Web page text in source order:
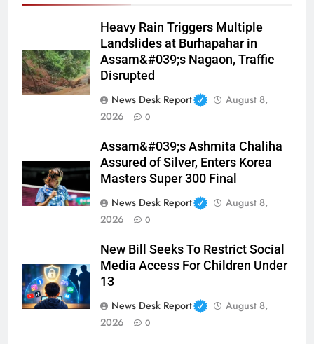
Heavy Rain Triggers Multiple
Landslides at Burhapahar in
Assam&#039;s Nagaon, Traffic
Disrupted
News Desk Report
August 8,
2026
0
Assam&#039;s Ashmita Chaliha
Assured of Silver, Enters Korea
Masters Super 300 Final
News Desk Report
August 8,
2026
0
New Bill Seeks To Restrict Social
Media Access For Children Under
13
News Desk Report
August 8,
2026
0